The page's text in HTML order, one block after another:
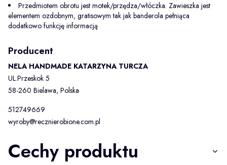
Przedmiotem obrotu jest motek/przędza/włóczka. Zawieszka jest
elementem ozdobnym, gratisowym tak jak banderola pełniąca
dodatkowo funkcję informacją
Producent
NELA HANDMADE KATARZYNA TURCZA
UL.Przeskok 5
58-260 Bielawa, Polska
512749669
wyroby@recznierobione.com.pl
Cechy produktu